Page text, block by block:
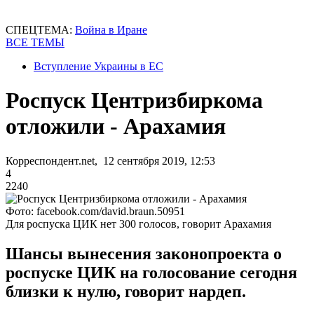
СПЕЦТЕМА: Война в Иране
ВСЕ ТЕМЫ
Вступление Украины в ЕС
Роспуск Центризбиркома
отложили - Арахамия
Корреспондент.net, 12 сентября 2019, 12:53
4
2240
Фото: facebook.com/david.braun.50951
Для роспуска ЦИК нет 300 голосов, говорит Арахамия
Шансы вынесения законопроекта о
роспуске ЦИК на голосование сегодня
близки к нулю, говорит нардеп.